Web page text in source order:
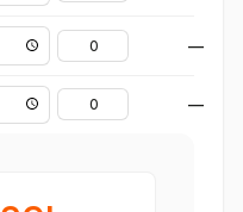
—
—